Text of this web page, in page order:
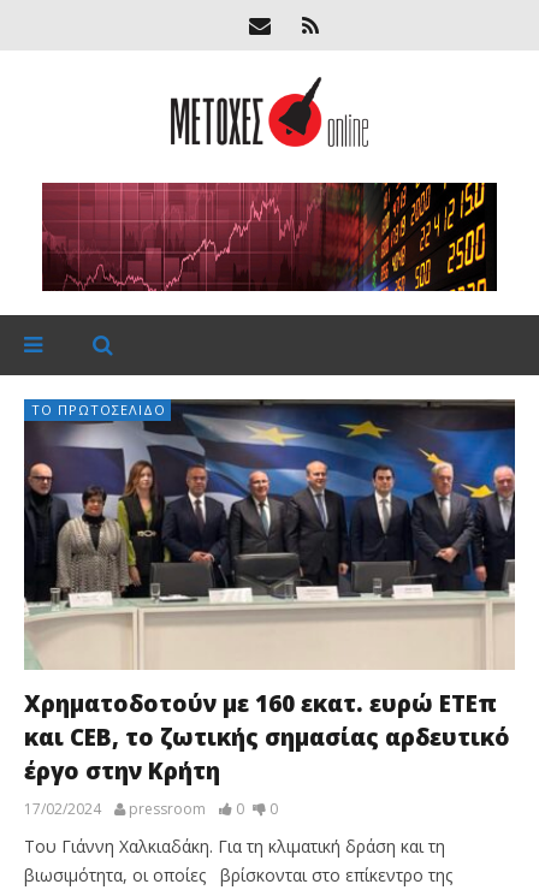
ΤΟ ΠΡΩΤΟΣΈΛΙΔΟ
Χρηματοδοτούν με 160 εκατ. ευρώ ΕΤΕπ
και CEB, το ζωτικής σημασίας αρδευτικό
έργο στην Κρήτη
17/02/2024 pressroom 0 0
Του Γιάννη Χαλκιαδάκη. Για τη κλιματική δράση και τη
βιωσιμότητα, οι οποίες βρίσκονται στο επίκεντρο της